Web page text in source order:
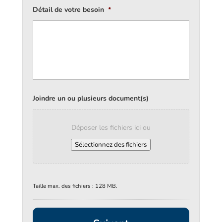
Détail de votre besoin *
Joindre un ou plusieurs document(s)
Déposer les fichiers ici ou
Sélectionnez des fichiers
Taille max. des fichiers : 128 MB.